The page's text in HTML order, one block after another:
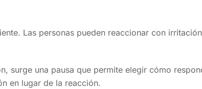
Las personas pueden reaccionar con
surge una pausa que permite elegir cómo
en lugar de la reacción.